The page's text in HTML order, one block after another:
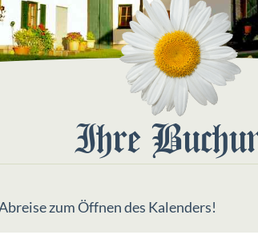
Ihre
zum Öffnen des Kalenders!